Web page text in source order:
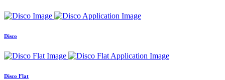
Disco
Disco Flat